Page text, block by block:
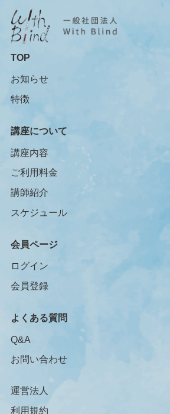
TOP
お知らせ
特徴
講座について
講座内容
ご利用料金
講師紹介
スケジュール
会員ページ
ログイン
会員登録
よくある質問
Q&A
お問い合わせ
運営法人
利用規約